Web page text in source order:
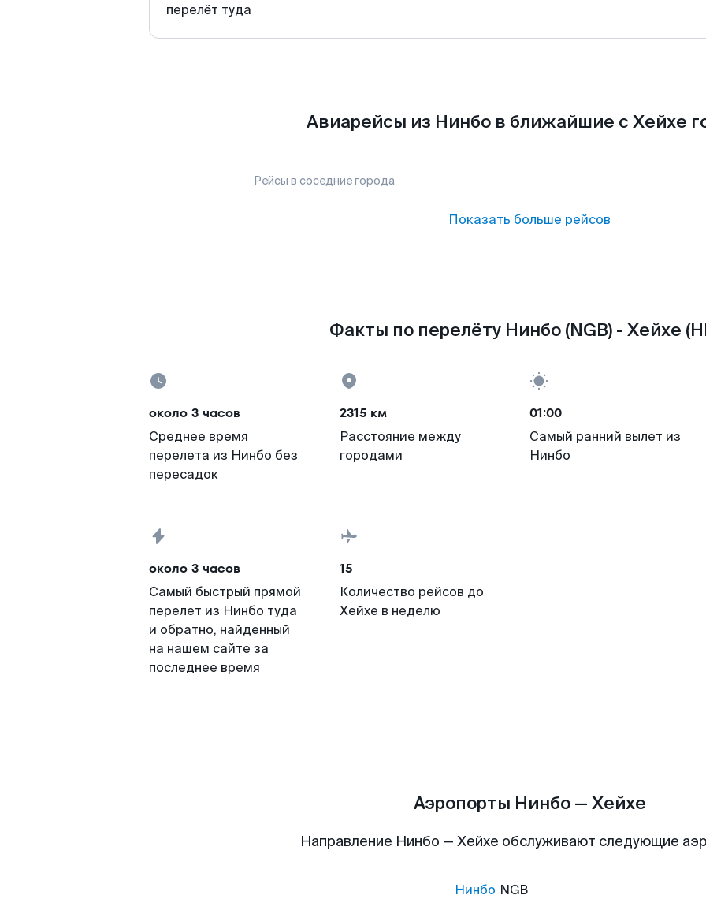
перелёт туда
Авиарейсы из Нинбо в ближайшие с Хейхе
Рейсы в соседние города
Показать больше рейсов
Факты по перелёту Нинбо (NGB) - Хейхе
около 3 часов
Среднее время
перелета из Нинбо без
пересадок
2315 км
Расстояние между
городами
01:00
Самый ранний вылет из
Нинбо
около 3 часов
Самый быстрый прямой
перелет из Нинбо туда
и обратно, найденный
на нашем сайте за
последнее время
15
Количество рейсов до
Хейхе в неделю
Аэропорты Нинбо — Хейхе
Направление Нинбо — Хейхе обслуживают следующие
Нинбо NGB